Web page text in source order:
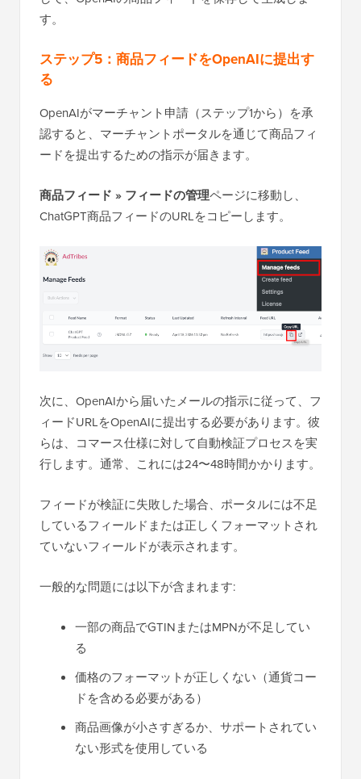
す。
ステップ5：商品フィードをOpenAIに提出す
る
OpenAIがマーチャント申請（ステップ1から）を承
認すると、マーチャントポータルを通じて商品フィ
ードを提出するための指示が届きます。
商品フィード » フィードの管理ページに移動し、
ChatGPT商品フィードのURLをコピーします。
次に、OpenAIから届いたメールの指示に従って、フ
ィードURLをOpenAIに提出する必要があります。彼
らは、コマース仕様に対して自動検証プロセスを実
行します。通常、これには24〜48時間かかります。
フィードが検証に失敗した場合、ポータルには不足
しているフィールドまたは正しくフォーマットされ
ていないフィールドが表示されます。
一般的な問題には以下が含まれます:
一部の商品でGTINまたはMPNが不足してい
る
価格のフォーマットが正しくない（通貨コー
ドを含める必要がある）
商品画像が小さすぎるか、サポートされてい
ない形式を使用している